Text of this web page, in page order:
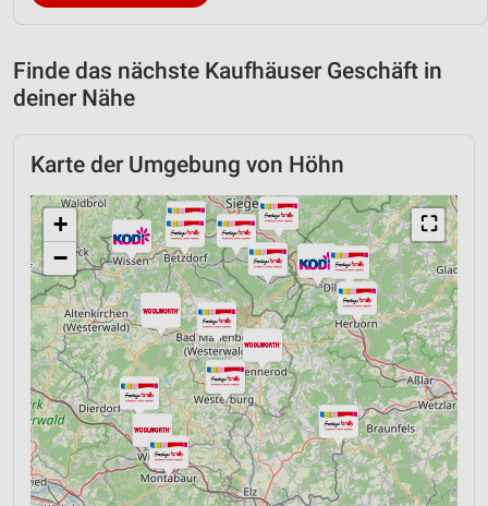
Finde das nächste Kaufhäuser Geschäft in
deiner Nähe
Karte der Umgebung von Höhn
⛶
+
−